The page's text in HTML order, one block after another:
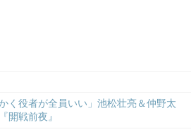
く役者が全員いい」池松壮亮＆仲野太
開戦前夜』